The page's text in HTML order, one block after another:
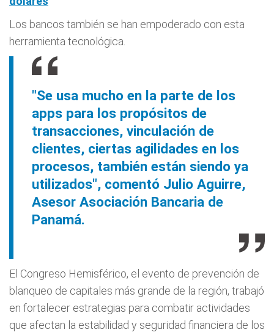
Los bancos también se han empoderado con esta
herramienta tecnológica.
"Se usa mucho en la parte de los
apps para los propósitos de
transacciones, vinculación de
clientes, ciertas agilidades en los
procesos, también están siendo ya
utilizados", comentó Julio Aguirre,
Asesor Asociación Bancaria de
Panamá.
El Congreso Hemisférico, el evento de prevención de
blanqueo de capitales más grande de la región, trabajó
en fortalecer estrategias para combatir actividades
que afectan la estabilidad y seguridad financiera de los